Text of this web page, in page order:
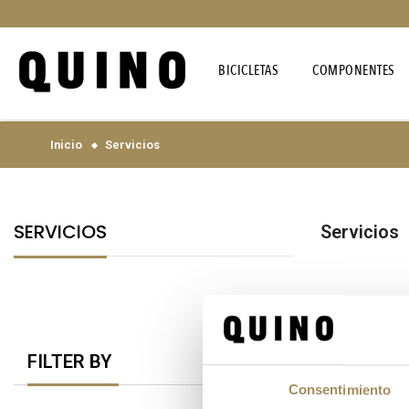
Consentimiento
BICICLETAS COMPONENTES
Inicio Servicios
SERVICIOS
FILTER BY
Servicios